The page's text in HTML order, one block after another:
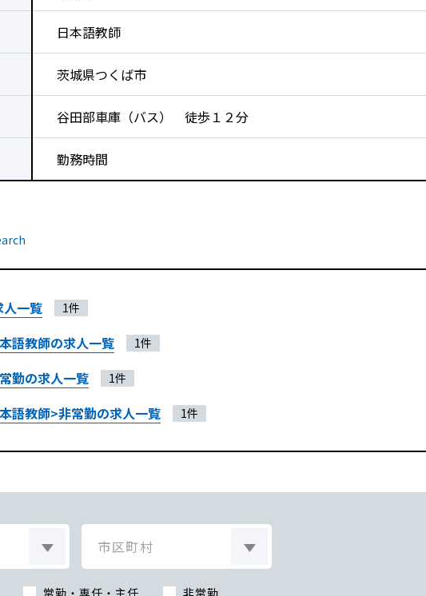
日本語教師
茨城県つくば市
谷田部車庫（バス） 徒歩１２分
勤務時間
一覧 1件
語教師の求人一覧 1件
勤の求人一覧 1件
語教師>非常勤の求人一覧 1件
常勤・専任・主任 非常勤